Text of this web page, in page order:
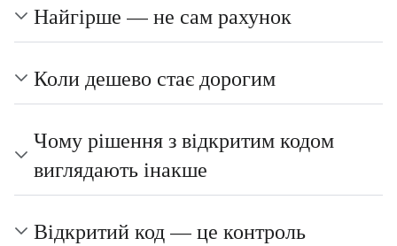
Найгірше — не сам рахунок
Коли дешево стає дорогим
Чому рішення з відкритим кодом
виглядають інакше
Відкритий код — це контроль